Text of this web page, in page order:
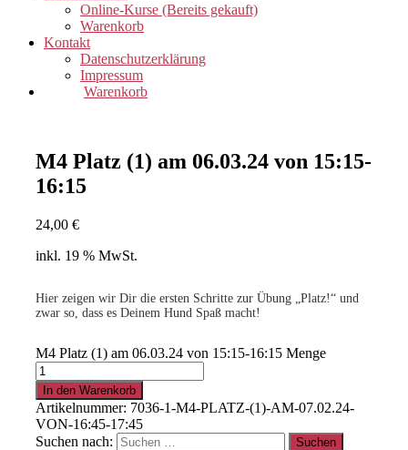
Online-Kurse (Bereits gekauft)
Warenkorb
Kontakt
Datenschutzerklärung
Impressum
Warenkorb
M4 Platz (1) am 06.03.24 von 15:15-
16:15
24,00 €
inkl. 19 % MwSt.
Hier zeigen wir Dir die ersten Schritte zur Übung „Platz!“ und
zwar so, dass es Deinem Hund Spaß macht!
M4 Platz (1) am 06.03.24 von 15:15-16:15 Menge
In den Warenkorb
Artikelnummer: 7036-1-M4-PLATZ-(1)-AM-07.02.24-
VON-16:45-17:45
Suchen nach: